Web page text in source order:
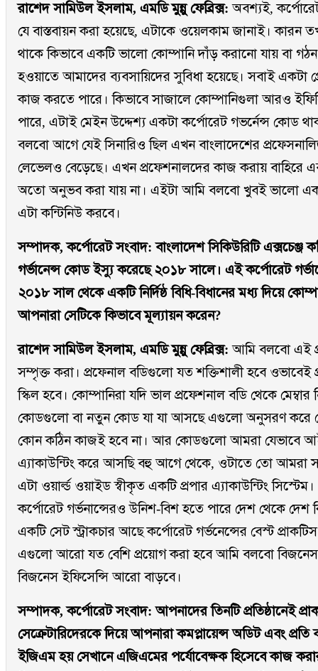
রাশেদ সামিউল ইসলাম, এমডি মুন্নু ফেব্রিক্স: অবশ্যই,
যে বাস্তবায়ন করা হয়েছে, এটাকে ওয়েলকাম জানাই। কারন
থাকে কিভাবে একটি ভালো কোম্পানি দাঁড় করানো যায় বা
হওয়াতে আমাদের ব্যবসায়িদের সুবিধা হয়েছে। সবাই একটা
কাজ করতে পারে। কিভাবে সাজালে কোম্পানিগুলা আরও
পারে, এটাই মেইন উদ্দেশ্য একটা কর্পোরেট গভর্নেন্স কোড
বলবো আগে যেই সিনারিও ছিল এখন বাংলাদেশের
লেভেলও বেড়েছে। এখন প্রফেশনালদের কাজ করায় বাহিরে
অতো অনুভব করা যায় না। এইটা আমি বলবো খুবই ভালো
এটা কন্টিনিউ করবে।
সম্পাদক, কর্পোরেট সংবাদ: বাংলাদেশ সিকিউরিটি এক্সচেঞ্জ
গর্ভানেন্স কোড ইস্যু করেছে ২০১৮ সালে। এই কর্পোরেট
২০১৮ সাল থেকে একটি নির্দিষ্ঠ বিধি-বিধানের মধ্য দিয়ে
আপনারা সেটিকে কিভাবে মূল্যায়ন করেন?
রাশেদ সামিউল ইসলাম, এমডি মুন্নু ফেব্রিক্স: আমি বলবো এই
সম্পৃক্ত করা। প্রফেনাল বডিগুলো যত শক্তিশালী হবে ওভাবেই
স্কিল হবে। কোম্পানিরা যদি ভাল প্রফেশনাল বডি থেকে
কোডগুলো বা নতুন কোড যা যা আসছে এগুলো অনুসরণ করে
কোন কঠিন কাজই হবে না। আর কোডগুলো আমরা যেভাবে
এ্যাকাউন্টিং করে আসছি বহু আগে থেকে, ওটাতে তো আমরা
এটা ওয়ার্ল্ড ওয়াইড স্বীকৃত একটি প্রপার এ্যাকাউন্টিং
কর্পোরেট গর্ভনান্সেরও উনিশ-বিশ হতে পারে দেশ থেকে দেশ
একটি সেট স্ট্রাকচার আছে কর্পোরেট গর্ভনেন্সের বেস্ট
এগুলো আরো যত বেশি প্রয়োগ করা হবে আমি বলবো বিজনেস
বিজনেস ইফিসেন্সি আরো বাড়বে।
সম্পাদক, কর্পোরেট সংবাদ: আপনাদের তিনটি প্রতিষ্ঠানেই
সেক্রেটারিদেরকে দিয়ে আপনারা কমপ্লায়েন্স অডিট এবং
ইজিএম হয় সেখানে এজিএমের পর্যোবেক্ষক হিসেবে কাজ